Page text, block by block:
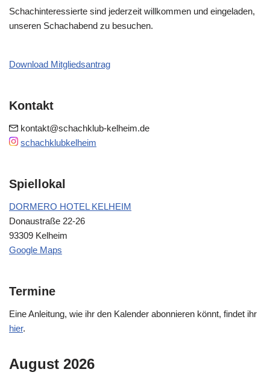
Schachinteressierte sind jederzeit willkommen und eingeladen,
unseren Schachabend zu besuchen.
Download Mitgliedsantrag
Kontakt
kontakt@schachklub-kelheim.de
schachklubkelheim
Spiellokal
DORMERO HOTEL KELHEIM
Donaustraße 22-26
93309 Kelheim
Google Maps
Termine
Eine Anleitung, wie ihr den Kalender abonnieren könnt, findet ihr
hier.
August 2026